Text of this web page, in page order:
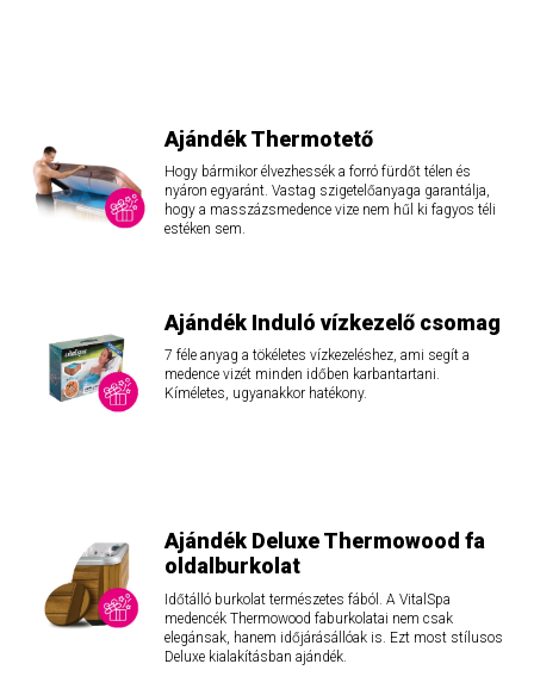
Ajándék Thermotető
Hogy bármikor élvezhessék a forró fürdőt télen és
nyáron egyaránt. Vastag szigetelőanyaga garantálja,
hogy a masszázsmedence vize nem hűl ki fagyos téli
estéken sem.
Ajándék Induló vízkezelő csomag
7 féle anyag a tökéletes vízkezeléshez, ami segít a
medence vizét minden időben karbantartani.
Kíméletes, ugyanakkor hatékony.
Ajándék Deluxe Thermowood fa
oldalburkolat
Időtálló burkolat természetes fából. A VitalSpa
medencék Thermowood faburkolatai nem csak
elegánsak, hanem időjárásállóak is. Ezt most stílusos
Deluxe kialakításban ajándék.